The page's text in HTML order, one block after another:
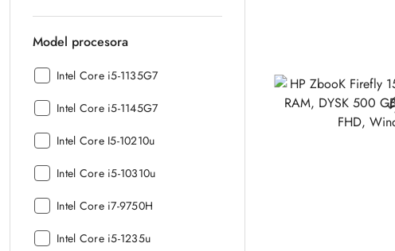
Model procesora
Model
Intel Core i5-1135G7
Model
Intel Core i5-1145G7
Model
Intel Core I5-10210u
Model
Intel Core i5-10310u
Model
Intel Core i7-9750H
Model
Intel Core i5-1235u